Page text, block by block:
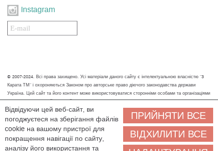
Instagram
Подписаться
на
© 2007-2024. Всі права захищено. Усі матеріали даного сайту є інтелектуальною власністю "3
Карата ТМ" і охороняються Законом про авторське право діючого законодавства держави
Україна. Цей сайт та його контент може використовуватися сторонніми особами та організаціями
тільки для некомерційних цілей. Будь-яке завантаження, копіювання, друк та інше використання
матеріалів даного сайту для некомерційних цілей повинно супроводжуватись працюючим
посиланням або іншим зазначенням на джерело.
Ми обробляємо персональні дані (cookies, IP-адреса, місце розташування), щоб вам
було зручніше користуватися сайтом. Залишаючись на сайті, ви погоджуєтеся на
Відвідуючи цей веб-сайт, ви
погоджуєтеся на зберігання файлів
cookie на вашому пристрої для
покращення навігації по сайту,
аналізу його використання та
ПРИЙНЯТИ ВСЕ
ВІДХИЛИТИ ВСЕ